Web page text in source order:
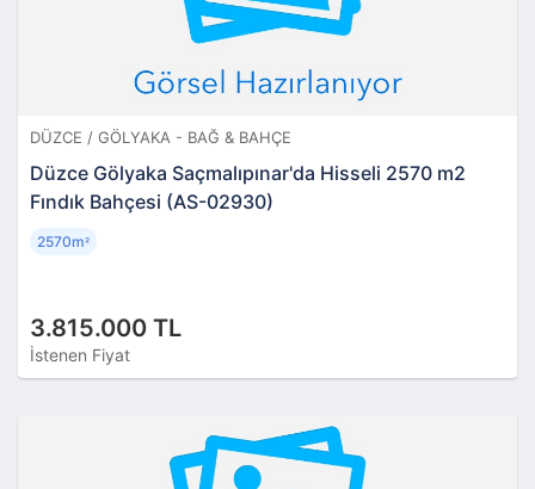
DÜZCE / GÖLYAKA - BAĞ & BAHÇE
Düzce Gölyaka Saçmalıpınar'da Hisseli 2570 m2
Fındık Bahçesi (AS-02930)
3.815.000 TL
İstenen Fiyat
2570m²